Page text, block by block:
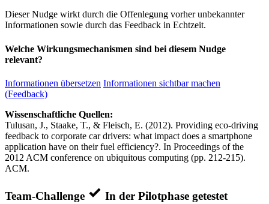
Dieser Nudge wirkt durch die Offenlegung vorher unbekannter
Informationen sowie durch das Feedback in Echtzeit.
Welche Wirkungsmechanismen sind bei diesem Nudge
relevant?
Informationen übersetzen Informationen sichtbar machen
(Feedback)
Wissenschaftliche Quellen:
Tulusan, J., Staake, T., & Fleisch, E. (2012). Providing eco-driving
feedback to corporate car drivers: what impact does a smartphone
application have on their fuel efficiency?. In Proceedings of the
2012 ACM conference on ubiquitous computing (pp. 212-215).
ACM.
Team-Challenge In der Pilotphase getestet